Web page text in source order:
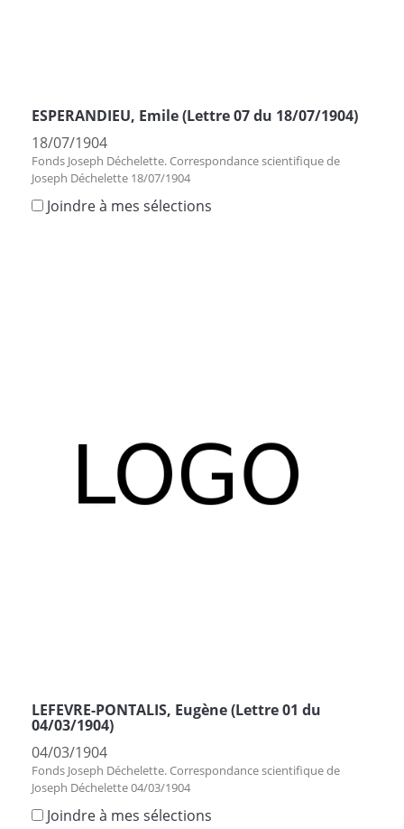
ESPERANDIEU, Emile (Lettre 07 du 18/07/1904)
18/07/1904
Fonds Joseph Déchelette. Correspondance scientifique de
Joseph Déchelette 18/07/1904
Joindre à mes sélections
LEFEVRE-PONTALIS, Eugène (Lettre 01 du
04/03/1904)
04/03/1904
Fonds Joseph Déchelette. Correspondance scientifique de
Joseph Déchelette 04/03/1904
Joindre à mes sélections